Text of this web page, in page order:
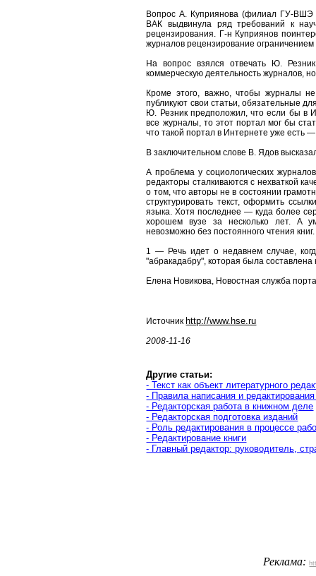
Вопрос А. Куприянова (филиал ГУ-ВШЭ
ВАК выдвинула ряд требований к
рецензирования. Г-н Куприянов
журналов рецензирование
На вопрос взялся отвечать Ю.
коммерческую деятельность журналов,
Кроме этого, важно, чтобы журналы
публикуют свои статьи, обязательные
Ю. Резник предположил, что если бы в
все журналы, то этот портал мог бы
что такой портал в Интернете уже есть
В заключительном слове В. Ядов
А проблема у социологических
редакторы сталкиваются с нехваткой
о том, что авторы не в состоянии
структурировать текст, оформить
языка. Хотя последнее — куда более
хорошем вузе за несколько лет. А
невозможно без постоянного чтения книг.
1 — Речь идет о недавнем случае,
"абракадабру", которая была
Елена Новикова, Новостная служба
Источник http://www.hse.ru
2008-11-16
Другие статьи:
- Текст как объект литературного
- Правила написания и редактирования
- Редакторская работа в книжном деле
- Редакторская подготовка изданий
- Роль редактирования в процессе
- Редактирование книги
- Главный редактор: руководитель,
Реклама: